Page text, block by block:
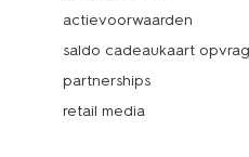
actievoorwaarden
saldo cadeaukaart
partnerships
retail media